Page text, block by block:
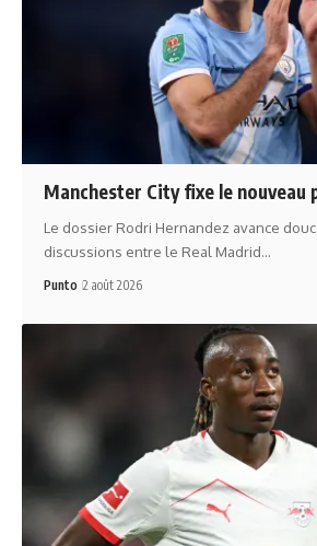
Manchester City fixe le nouveau
Le dossier Rodri Hernandez avance
discussions entre le Real Madrid…
Punto 2 août 2026